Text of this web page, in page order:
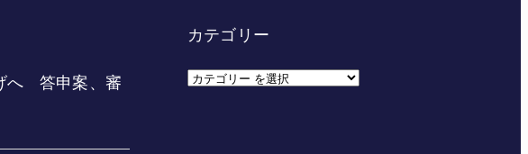
カテゴリー
カ